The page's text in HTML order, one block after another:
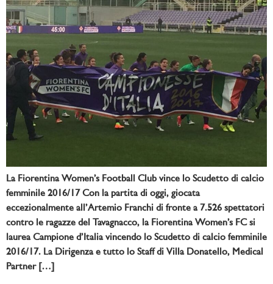
La Fiorentina Women’s Football Club vince lo Scudetto di calcio
femminile 2016/17 Con la partita di oggi, giocata
eccezionalmente all’Artemio Franchi di fronte a 7.526 spettatori
contro le ragazze del Tavagnacco, la Fiorentina Women’s FC si
laurea Campione d’Italia vincendo lo Scudetto di calcio femminile
2016/17. La Dirigenza e tutto lo Staff di Villa Donatello, Medical
Partner […]